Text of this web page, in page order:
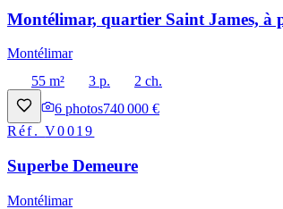
Montélimar, quartier Saint James, à
Montélimar
55 m²
3 p.
2 ch.
6 photos740 000 €
Réf.V0019
Superbe Demeure
Montélimar